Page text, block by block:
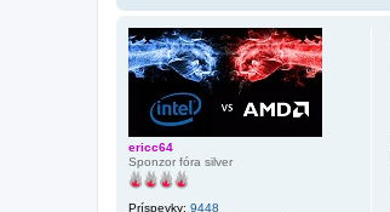
ericc64
Sponzor fóra silver
Príspevky: 9448